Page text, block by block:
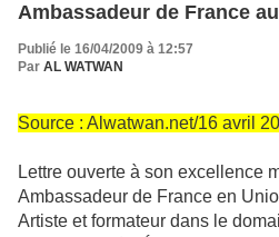
Ambassadeur de France
Publié le 16/04/2009 à 12:57
Par AL WATWAN
Source : Alwatwan.net/16 avril
Lettre ouverte à son excellence
Ambassadeur de France en
Artiste et formateur dans le